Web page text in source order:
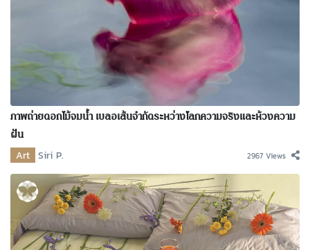
ภาพถ่ายดอกไม้จมน้ำ เบลอเส้นจำกัดระหว่างโลกความจริงและห้วงความ
ฝัน
Art Siri P. 2967 Views